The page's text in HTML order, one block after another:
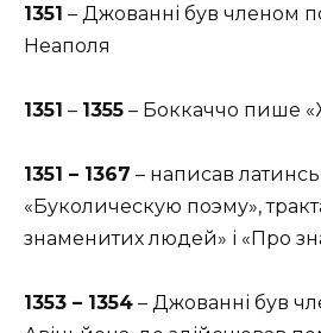
1351 – Джованні був членом
Неаполя
1351 – 1355 – Боккаччо пише
1351 – 1367 – написав
«Буколическую поэму»,
знаменитих людей» і «Про
1353 – 1354 – Джованні був